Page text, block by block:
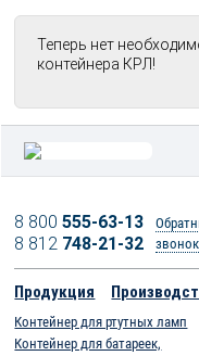
Теперь нет
контейнера КРЛ!
8 800555-63-13
8 812 748-21-32
звонок
Продукция
Контейнер для ртутных ламп
Контейнер для батареек,